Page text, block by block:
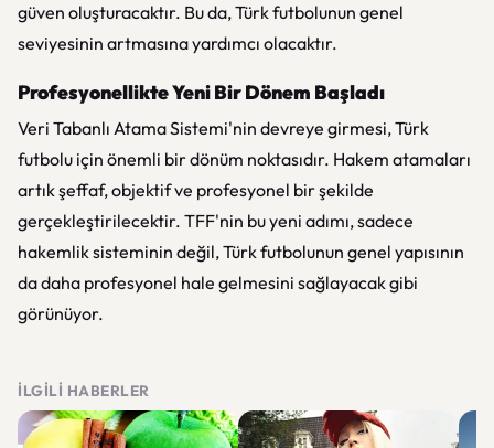
güven oluşturacaktır. Bu da, Türk futbolunun genel
seviyesinin artmasına yardımcı olacaktır.
Profesyonellikte Yeni Bir Dönem Başladı
Veri Tabanlı Atama Sistemi'nin devreye girmesi, Türk
futbolu için önemli bir dönüm noktasıdır. Hakem atamaları
artık şeffaf, objektif ve profesyonel bir şekilde
gerçekleştirilecektir. TFF'nin bu yeni adımı, sadece
hakemlik sisteminin değil, Türk futbolunun genel yapısının
da daha profesyonel hale gelmesini sağlayacak gibi
görünüyor.
İLGILI HABERLER